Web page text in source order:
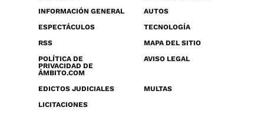
INFORMACIÓN GENERAL
AUTOS
ESPECTÁCULOS
TECNOLOGÍA
RSS
MAPA DEL SITIO
POLÍTICA DE
PRIVACIDAD DE
ÁMBITO.COM
AVISO LEGAL
EDICTOS JUDICIALES
MULTAS
LICITACIONES